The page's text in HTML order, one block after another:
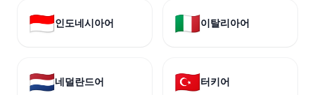
🇮🇩인도네시아어 🇮🇹이탈리아어
🇳🇱네덜란드어 🇹🇷터키어